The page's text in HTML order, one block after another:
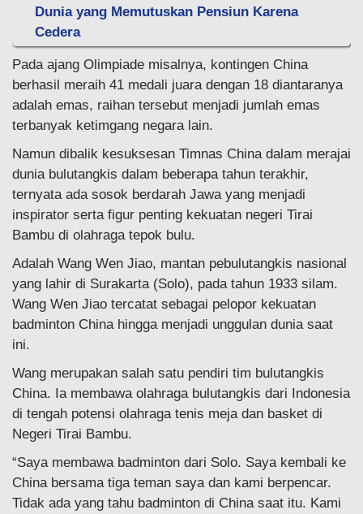
Dunia yang Memutuskan Pensiun Karena
Cedera
Pada ajang Olimpiade misalnya, kontingen China
berhasil meraih 41 medali juara dengan 18 diantaranya
adalah emas, raihan tersebut menjadi jumlah emas
terbanyak ketimgang negara lain.
Namun dibalik kesuksesan Timnas China dalam merajai
dunia bulutangkis dalam beberapa tahun terakhir,
ternyata ada sosok berdarah Jawa yang menjadi
inspirator serta figur penting kekuatan negeri Tirai
Bambu di olahraga tepok bulu.
Adalah Wang Wen Jiao, mantan pebulutangkis nasional
yang lahir di Surakarta (Solo), pada tahun 1933 silam.
Wang Wen Jiao tercatat sebagai pelopor kekuatan
badminton China hingga menjadi unggulan dunia saat
ini.
Wang merupakan salah satu pendiri tim bulutangkis
China. Ia membawa olahraga bulutangkis dari Indonesia
di tengah potensi olahraga tenis meja dan basket di
Negeri Tirai Bambu.
“Saya membawa badminton dari Solo. Saya kembali ke
China bersama tiga teman saya dan kami berpencar.
Tidak ada yang tahu badminton di China saat itu. Kami